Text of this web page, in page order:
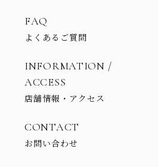
FAQ
よくあるご質問
INFORMATION /
ACCESS
店舗情報・アクセス
CONTACT
お問い合わせ